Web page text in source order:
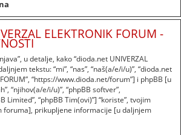
ELEKTRONIK FORUM -
u detalje, kako “dioda.net UNIVERZAL
tekstu: “mi”, “nas”, “naš(a/e/i/u)”, “dioda.net
FORUM”, “https://www.dioda.net/forum”] i phpBB [u
“njihov(a/e/i/u)”, “phpBB softver”,
Limited”, “phpBB Tim(ovi)”] “koriste”, tvojim
foruma], prikupljene informacije [u daljnjem